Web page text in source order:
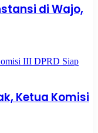
di Wajo,
Ketua Komisi